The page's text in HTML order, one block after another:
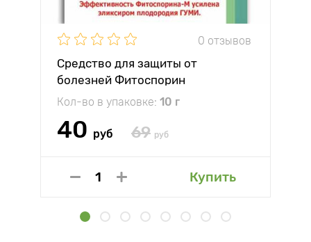
0 отзывов
Средство для защиты от
болезней Фитоспорин
Кол-во в упаковке: 10 г
40 руб 69 руб
Купить